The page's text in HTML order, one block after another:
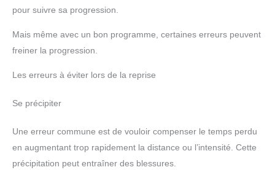
pour suivre sa progression.
Mais même avec un bon programme, certaines erreurs peuvent
freiner la progression.
Les erreurs à éviter lors de la reprise
Se précipiter
Une erreur commune est de vouloir compenser le temps perdu
en augmentant trop rapidement la distance ou l’intensité. Cette
précipitation peut entraîner des blessures.